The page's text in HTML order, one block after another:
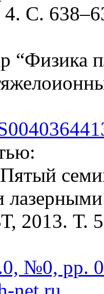
С.
“Физика
Пятый
2013. Т.
№0, pp.